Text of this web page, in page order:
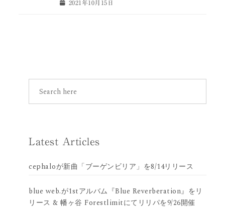
2021年10月15日
Latest Articles
cephaloが新曲「ブーゲンビリア」を8/14リリース
blue web.が1stアルバム『Blue Reverberation』をリ
リース & 幡ヶ谷 Forestlimitにてリリパを9/26開催